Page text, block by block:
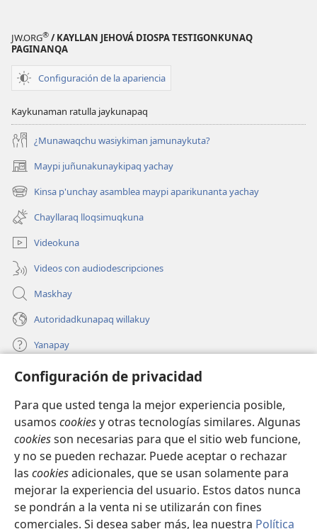
Configuración de privacidad
Para que usted tenga la mejor experiencia posible,
usamos cookiesy otras tecnologías similares. Algunas
cookiesson necesarias para que el sitio web funcione,
y no se pueden rechazar. Puede aceptar o rechazar
las cookiesadicionales, que se usan solamente para
mejorar la experiencia del usuario. Estos datos nunca
se pondrán a la venta ni se utilizarán con fines
comerciales. Si desea saber más, lea nuestra Política
JW.ORG® / KAYLLAN JEHOVÁ DIOSPA TESTIGONKUNAQ
PAGINANQA
Configuración de la apariencia
Kaykunaman ratulla jaykunapaq
¿Munawaqchu wasiykiman jamunaykuta?
Maypi juñunakunaykipaq yachay
(abre
una
nueva
ventana)
Kinsa p'unchay asamblea maypi aparikunanta yachay
(abre
una
nueva
ventana)
Chayllaraq lloqsimuqkuna
Videokuna
Videos con audiodescripciones
Maskhay
Autoridadkunapaq willakuy
Yanapay
Donacionta churanapaq
una
nueva
ventana)
INTERNETPI QELQANCHISKUNA Watchtower™
(abre
una
nueva
ventana)
JW Hub
(abre
una
nueva
ventana)
JW Library ®